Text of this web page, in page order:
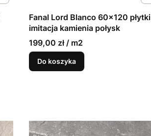
Fanal Lord Blanco 60x120 płytki
imitacja kamienia połysk
199,00 zł / m2
Do koszyka